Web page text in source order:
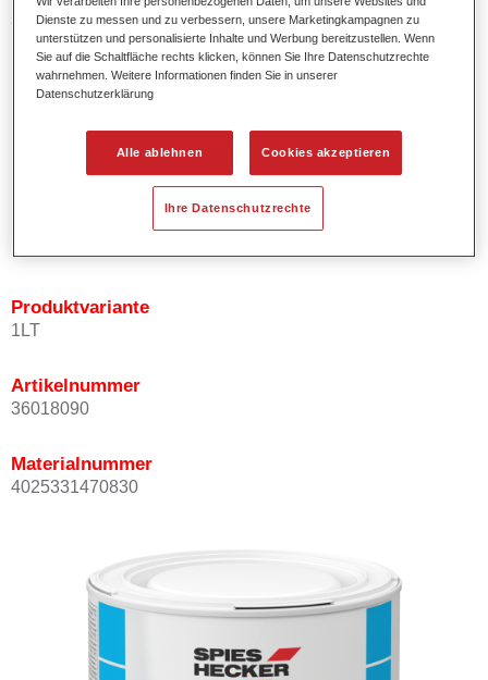
speziellen PU-Dispersionstechnologie für Uni- und
Effektlackierungen.
Produktmerkmale
1,5 Spritzgängen.
Bietet ein gutes Standvermögen.
Verfügt über ein hohes Deckvermögen.
Besitzt eine hohe Farbtongenauigkeit.
Produktvariante
1LT
Artikelnummer
36018090
Materialnummer
4025331470830
Dienste zu messen und zu verbessern, unsere Marketingkampagnen zu
unterstützen und personalisierte Inhalte und Werbung bereitzustellen. Wenn
Sie auf die Schaltfläche rechts klicken, können Sie Ihre Datenschutzrechte
wahrnehmen. Weitere Informationen finden Sie in unserer
Datenschutzerklärung
Alle ablehnen Cookies akzeptieren
Ihre Datenschutzrechte